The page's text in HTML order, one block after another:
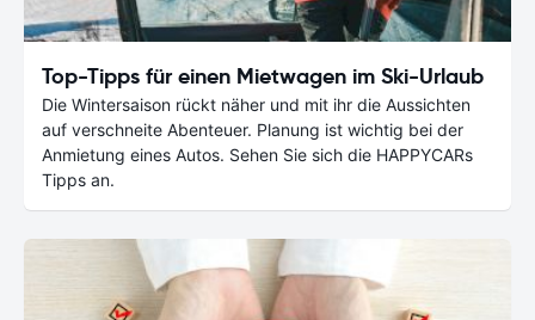
Top-Tipps für einen Mietwagen im Ski-Urlaub
Die Wintersaison rückt näher und mit ihr die Aussichten
auf verschneite Abenteuer. Planung ist wichtig bei der
Anmietung eines Autos. Sehen Sie sich die HAPPYCARs
Tipps an.